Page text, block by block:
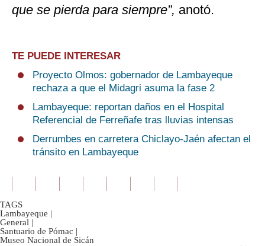
que se pierda para siempre”, anotó.
TE PUEDE INTERESAR
Proyecto Olmos: gobernador de Lambayeque
rechaza a que el Midagri asuma la fase 2
Lambayeque: reportan daños en el Hospital
Referencial de Ferreñafe tras lluvias intensas
Derrumbes en carretera Chiclayo-Jaén afectan el
tránsito en Lambayeque
TAGS
Lambayeque |
General |
Santuario de Pómac |
Museo Nacional de Sicán